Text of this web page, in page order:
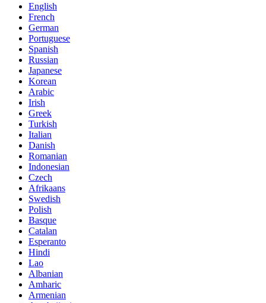
English
French
German
Portuguese
Spanish
Russian
Japanese
Korean
Arabic
Irish
Greek
Turkish
Italian
Danish
Romanian
Indonesian
Czech
Afrikaans
Swedish
Polish
Basque
Catalan
Esperanto
Hindi
Lao
Albanian
Amharic
Armenian